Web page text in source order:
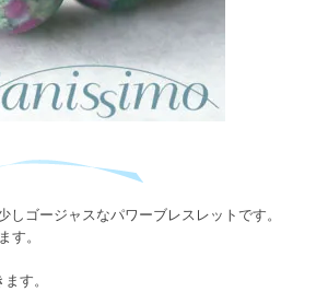
しゴージャスなパワーブレスレットです。
す。
す。